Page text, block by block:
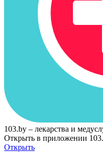
103.by – лекарства и
Открыть в приложении
Открыть